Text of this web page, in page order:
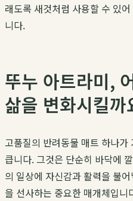
래도록 새것처럼 사용할 수 있
니다.
뚜누 아트라미,
삶을 변화시킬까
고품질의 반려동물 매트 하나가
큽니다. 그것은 단순히 바닥에
의 일상에 자신감과 활력을 불
을 선사하는 중요한 매개체입니